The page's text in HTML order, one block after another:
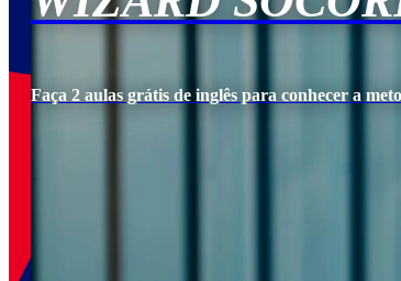
Faça 2 aulas grátis de inglês para conhecer a